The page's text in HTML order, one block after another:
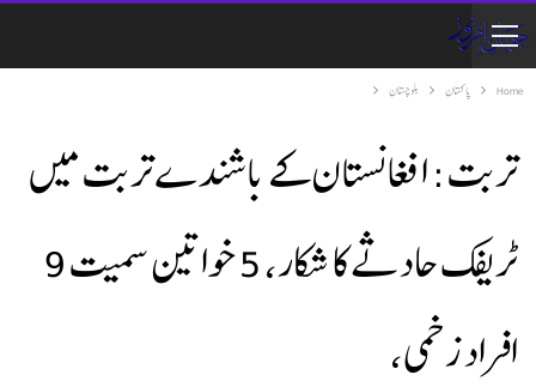
Home پاکستان بلوچستان
تربت: افغانستان کے باشندے تربت میں
ٹریفک حادثے کا شکار، 5 خواتین سمیت 9
افراد زخمی،